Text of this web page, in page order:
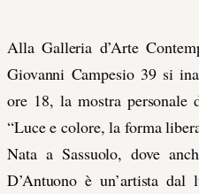
Alla Galleria d’Arte
Giovanni Campesio 39 si
ore 18, la mostra personale
“Luce e colore, la forma
Nata a Sassuolo, dove
D’Antuono è un’artista